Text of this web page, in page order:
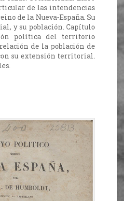
de las intendencias
de la Nueva-España. Su
y su población. Capítulo
política del territorio
de la población de
su extensión territorial.